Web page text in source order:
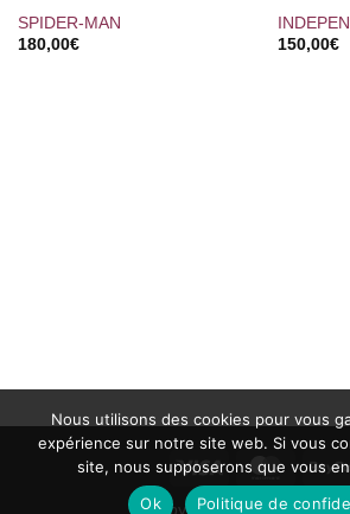
SPIDER-MAN
180,00€
150,00€
Visa
Copyright 2002 ©Ciné-
Nous utilisons des cookies pour vous
expérience sur notre site web. Si vous
site, nous supposerons que vous
Ok
Politique de